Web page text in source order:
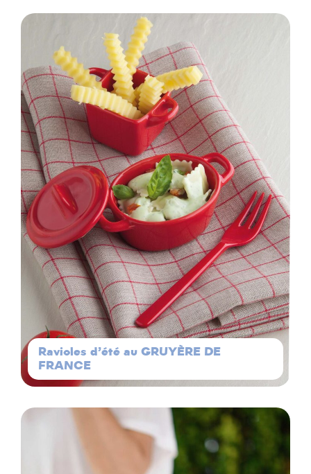
Ravioles d’été au GRUYÈRE DE
FRANCE